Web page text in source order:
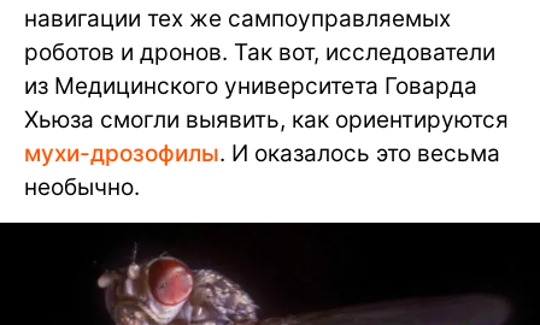
навигации тех же сампоуправляемых
роботов и дронов. Так вот, исследователи
из Медицинского университета Говарда
Хьюза смогли выявить, как ориентируются
мухи-дрозофилы. И оказалось это весьма
необычно.